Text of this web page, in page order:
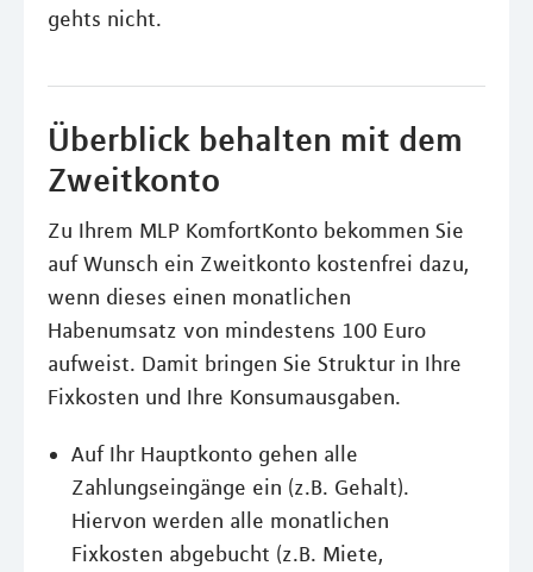
gehts nicht.
Überblick behalten mit dem
Zweitkonto
Zu Ihrem MLP KomfortKonto bekommen Sie
auf Wunsch ein Zweitkonto kostenfrei dazu,
wenn dieses einen monatlichen
Habenumsatz von mindestens 100 Euro
aufweist. Damit bringen Sie Struktur in Ihre
Fixkosten und Ihre Konsumausgaben.
Auf Ihr Hauptkonto gehen alle
Zahlungseingänge ein (z.B. Gehalt).
Hiervon werden alle monatlichen
Fixkosten abgebucht (z.B. Miete,